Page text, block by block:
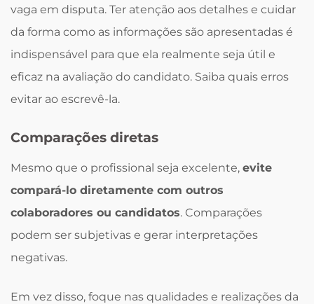
vaga em disputa. Ter atenção aos detalhes e cuidar
da forma como as informações são apresentadas é
indispensável para que ela realmente seja útil e
eficaz na avaliação do candidato. Saiba quais erros
evitar ao escrevê-la.
Comparações diretas
Mesmo que o profissional seja excelente, evite
compará-lo diretamente com outros
colaboradores ou candidatos. Comparações
podem ser subjetivas e gerar interpretações
negativas.
Em vez disso, foque nas qualidades e realizações da